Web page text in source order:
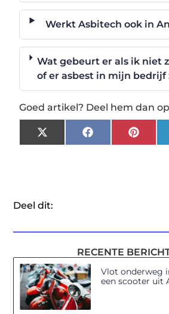
Werkt Asbitech ook in
Wat gebeurt er als ik niet
of er asbest in mijn bedrijf
Goed artikel? Deel hem dan
X
(Twitter)
Facebook
Deel dit:
RECENTE
Vlot onderweg
een scooter uit